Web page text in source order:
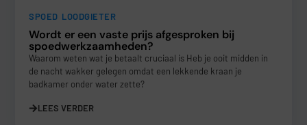
SPOED LOODGIETER
Wordt er een vaste prijs afgesproken bij
spoedwerkzaamheden?
Waarom weten wat je betaalt cruciaal is Heb je ooit midden in
de nacht wakker gelegen omdat een lekkende kraan je
badkamer onder water zette?
LEES VERDER